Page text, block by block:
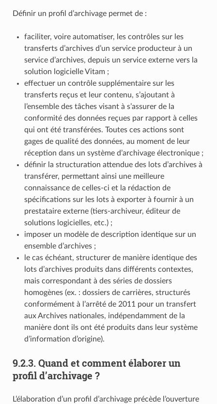
Définir un profil d’archivage permet de :
faciliter, voire automatiser, les contrôles sur les
transferts d’archives d’un service producteur à un
service d’archives, depuis un service externe vers la
solution logicielle Vitam ;
effectuer un contrôle supplémentaire sur les
transferts reçus et leur contenu, s’ajoutant à
l’ensemble des tâches visant à s’assurer de la
conformité des données reçues par rapport à celles
qui ont été transférées. Toutes ces actions sont
gages de qualité des données, au moment de leur
réception dans un système d’archivage électronique ;
définir la structuration attendue des lots d’archives à
transférer, permettant ainsi une meilleure
connaissance de celles-ci et la rédaction de
spécifications sur les lots à exporter à fournir à un
prestataire externe (tiers-archiveur, éditeur de
solutions logicielles, etc.) ;
imposer un modèle de description identique sur un
ensemble d’archives ;
le cas échéant, structurer de manière identique des
lots d’archives produits dans différents contextes,
mais correspondant à des séries de dossiers
homogènes (ex. : dossiers de carrières, structurés
conformément à l’arrêté de 2011 pour un transfert
aux Archives nationales, indépendamment de la
manière dont ils ont été produits dans leur système
d’information d’origine).
9.2.3. Quand et comment élaborer un
profil d’archivage ?
L’élaboration d’un profil d’archivage précède l’ouverture